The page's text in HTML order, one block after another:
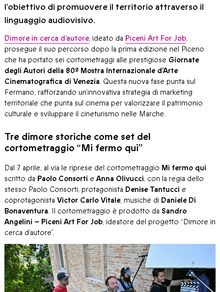
l’obiettivo di promuovere il territorio attraverso il
linguaggio audiovisivo.
Dimore in cerca d’autore, ideato da Piceni Art For Job,
prosegue il suo percorso dopo la prima edizione nel Piceno
che ha portato sei cortometraggi alle prestigiose Giornate
degli Autori della 80ª Mostra Internazionale d’Arte
Cinematografica di Venezia. Questa nuova fase punta sul
Fermano, rafforzando un’innovativa strategia di marketing
territoriale che punta sul cinema per valorizzare il patrimonio
culturale e sviluppare il cineturismo nelle Marche.
Tre dimore storiche come set del
cortometraggio “Mi fermo qui”
Dal 7 aprile, al via le riprese del cortometraggio Mi fermo qui
scritto da Paolo Consorti e Anna Olivucci, con la regia dello
stesso Paolo Consorti, protagonista Denise Tantucci e
coprotagonista Victor Carlo Vitale, musiche di Daniele Di
Bonaventura. Il cortometraggio è prodotto da Sandro
Angelini – Piceni Art For Job, ideatore del progetto “Dimore in
cerca d’autore”.